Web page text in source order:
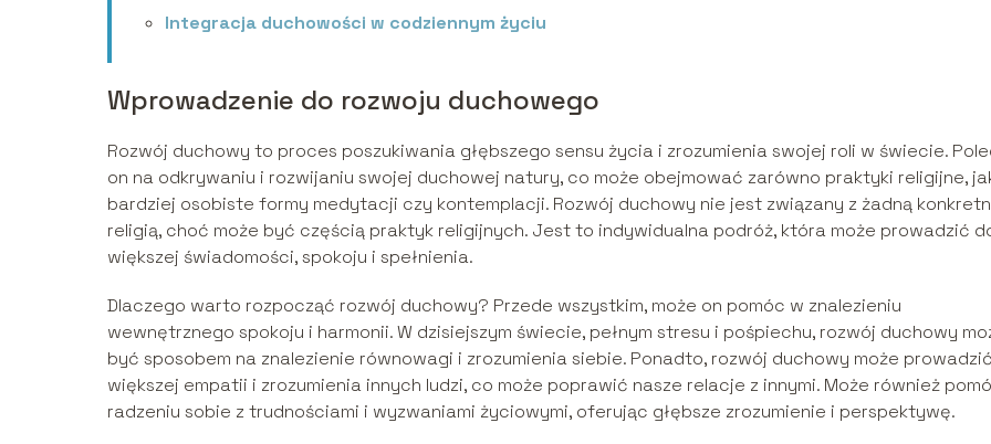
Integracja duchowości w codziennym życiu
Wprowadzenie do rozwoju duchowego
Rozwój duchowy to proces poszukiwania głębszego sensu życia i zrozumienia swojej roli w świecie.
on na odkrywaniu i rozwijaniu swojej duchowej natury, co może obejmować zarówno praktyki religijne,
bardziej osobiste formy medytacji czy kontemplacji. Rozwój duchowy nie jest związany z żadną
religią, choć może być częścią praktyk religijnych. Jest to indywidualna podróż, która może prowadzić
większej świadomości, spokoju i spełnienia.
Dlaczego warto rozpocząć rozwój duchowy? Przede wszystkim, może on pomóc w znalezieniu
wewnętrznego spokoju i harmonii. W dzisiejszym świecie, pełnym stresu i pośpiechu, rozwój duchowy
być sposobem na znalezienie równowagi i zrozumienia siebie. Ponadto, rozwój duchowy może
większej empatii i zrozumienia innych ludzi, co może poprawić nasze relacje z innymi. Może również
radzeniu sobie z trudnościami i wyzwaniami życiowymi, oferując głębsze zrozumienie i perspektywę.